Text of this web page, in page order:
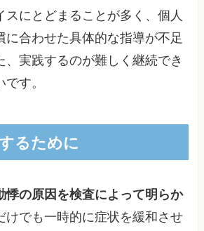
スにとどまることが多く、個人
に合わせた具体的な指導が不足
、実践するのが難しく継続でき
す。
るために
悸の原因を検査によって明らか
けでも一時的に症状を緩和させ